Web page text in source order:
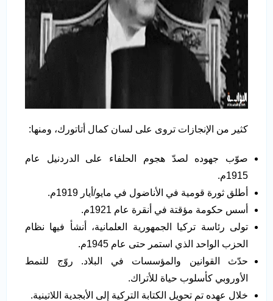
كثير من الإنجازات تروى على لسان كمال أتاتورك، ومنها:
صوّب جهوده لصدّ هجوم الحلفاء على الدردنيل عام
1915م.
أطلق ثورة قومية في الأناضول في مايو/أيار 1919م.
أسس حكومة مؤقتة في أنقرة عام 1921م.
تولى رئاسة تركيا الجمهورية العلمانية، أنشأ فيها نظام
الحزب الواحد الذي استمر حتى عام 1945م.
حدّث القوانين والمؤسسات في البلاد. روّج للنمط
الأوروبي كأسلوب حياة للأتراك.
خلال عهده تم تحويل الكتابة التركية إلى الأبجدية اللاتينية.